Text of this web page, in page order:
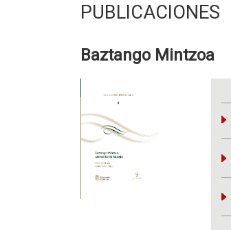
PUBLICACIONES
Baztango Mintzoa